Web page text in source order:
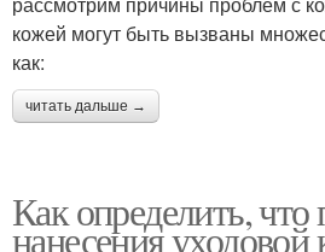
кожей могут быть вызваны
как:
читать дальше →
Как определить, что
нанесения уходовой